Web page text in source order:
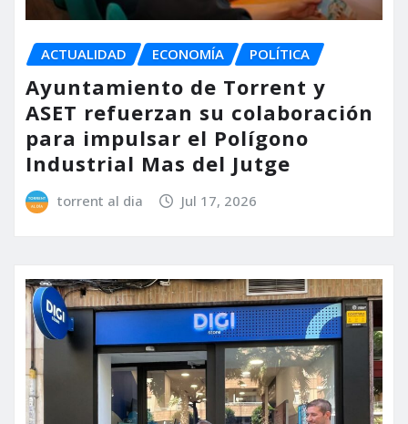
ACTUALIDAD ECONOMÍA POLÍTICA
Ayuntamiento de Torrent y
ASET refuerzan su colaboración
para impulsar el Polígono
Industrial Mas del Jutge
torrent al dia Jul 17, 2026